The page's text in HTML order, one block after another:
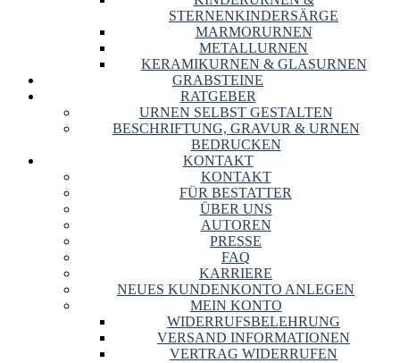
STERNENKINDERSÄRGE
MARMORURNEN
METALLURNEN
KERAMIKURNEN & GLASURNEN
GRABSTEINE
RATGEBER
URNEN SELBST GESTALTEN
BESCHRIFTUNG, GRAVUR & URNEN
BEDRUCKEN
KONTAKT
KONTAKT
FÜR BESTATTER
ÜBER UNS
AUTOREN
PRESSE
FAQ
KARRIERE
NEUES KUNDENKONTO ANLEGEN
MEIN KONTO
WIDERRUFSBELEHRUNG
VERSAND INFORMATIONEN
VERTRAG WIDERRUFEN